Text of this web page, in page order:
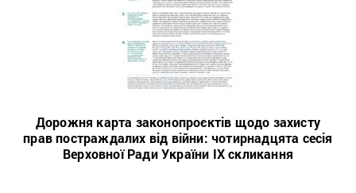
Дорожня карта законопроєктів щодо захисту
прав постраждалих від війни: чотирнадцята сесія
Верховної Ради України IX скликання